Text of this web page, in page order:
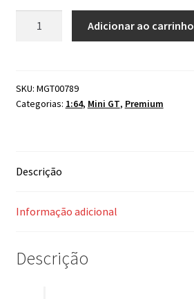
Verde
Selvans
Adicionar ao carrinho
SKU: MGT00789
Categorias: 1:64, Mini GT, Premium
Descrição
Informação adicional
Descrição